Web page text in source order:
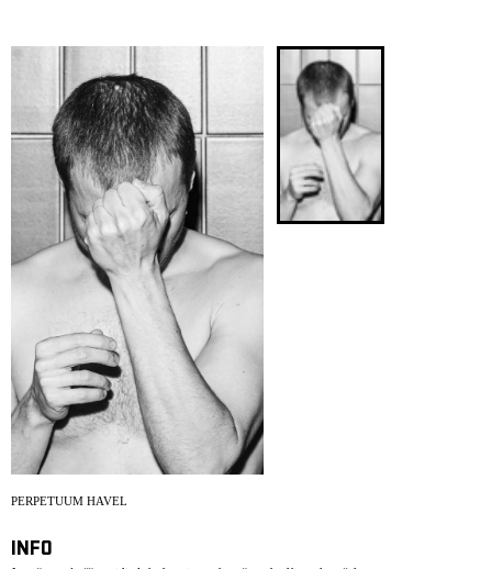
PERPETUUM HAVEL
INFO